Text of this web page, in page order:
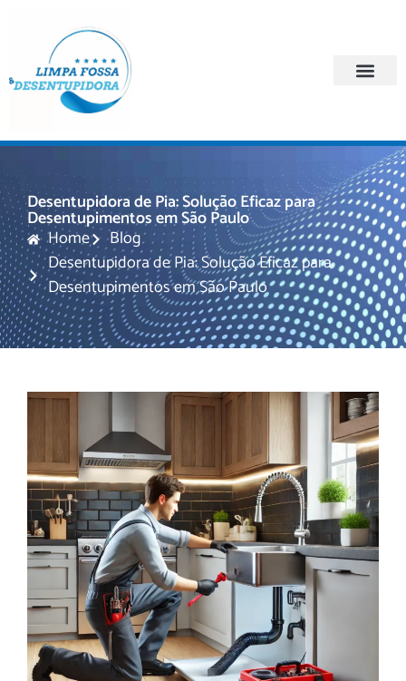
Desentupidora de Pia: Solução Eficaz para
Desentupimentos em São Paulo
Home
Blog
Desentupidora de Pia: Solução Eficaz para
Desentupimentos em São Paulo